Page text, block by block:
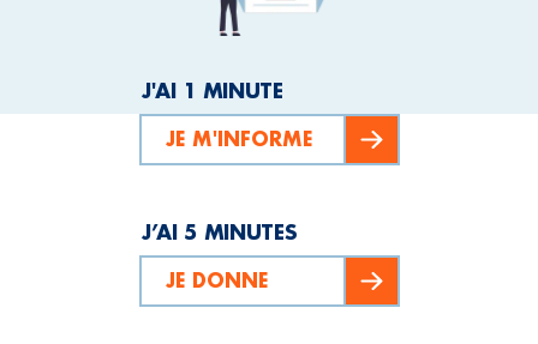
J'AI 1 MINUTE
JE M'INFORME
J’AI 5 MINUTES
JE DONNE